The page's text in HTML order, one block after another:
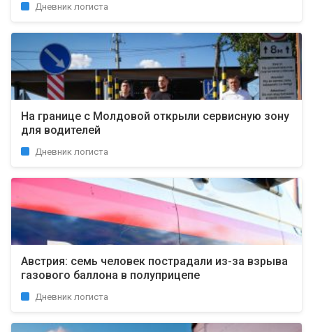
Дневник логиста
На границе с Молдовой открыли сервисную зону
для водителей
Дневник логиста
Австрия: семь человек пострадали из-за взрыва
газового баллона в полуприцепе
Дневник логиста